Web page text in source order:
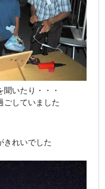
いたり・・・
していました
れいでした